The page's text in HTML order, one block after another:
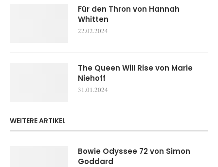
Für den Thron von Hannah
Whitten
22.02.2024
The Queen Will Rise von Marie
Niehoff
31.01.2024
WEITERE ARTIKEL
Bowie Odyssee 72 von Simon
Goddard